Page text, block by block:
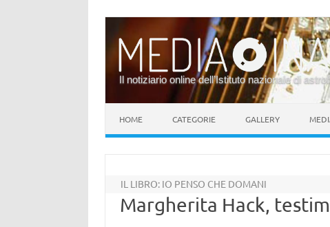
Il notiziario online dell’Istituto nazionale di
HOME CATEGORIE GALLERY
IL LIBRO: IO PENSO CHE DOMANI
Margherita Hack,